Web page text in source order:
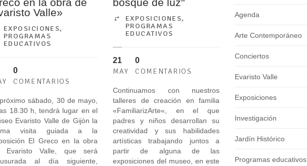
Valle»
EXPOSICIONES,
PROGRAMAS
EDUCATIVOS
0
COMENTARIOS
sábado, 30 de mayo,
18.30 h, tendrá lugar en el
Evaristo Valle de Gijón la
visita guiada a la
El Greco en la obra
Evaristo Valle, que será
al día siguiente,
EXPOSICIONES,
PROGRAMAS
EDUCATIVOS
21
MAY
0
COMENTARIOS
Continuamos con nuestros
talleres de creación en familia
«FamiliarizArte«, en el que
padres y niños desarrollan su
creatividad y sus habilidades
artísticas trabajando juntos a
partir de alguna de las
exposiciones del museo, en este
Agenda
Arte Contemporáneo
Conciertos
Evaristo Valle
Exposiciones
Investigación
Jardín Histórico
Programas educativos